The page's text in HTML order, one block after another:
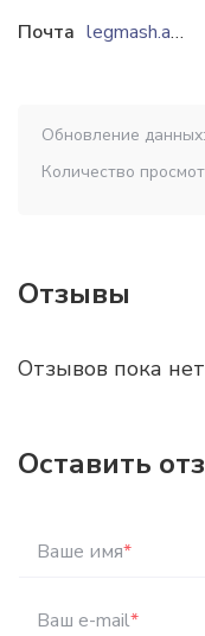
Почта legmash.arz@gmail.com
Обновление
Количество
Отзывы
Отзывов пока нет
Оставить
Ваше имя*
Ваш e-mail*